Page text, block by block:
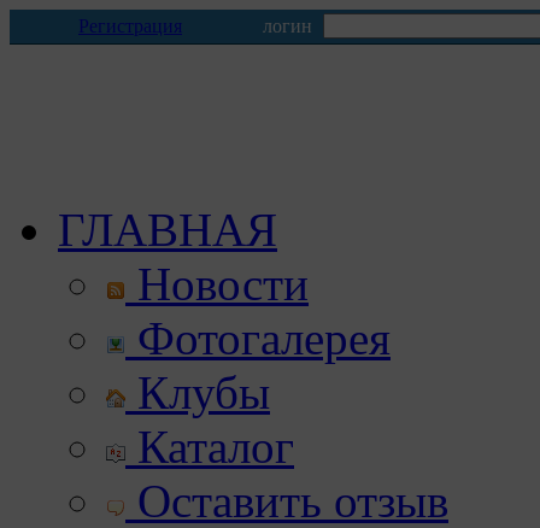
Регистрация логин
ГЛАВНАЯ
Новости
Фотогалерея
Клубы
Каталог
Оставить отзыв